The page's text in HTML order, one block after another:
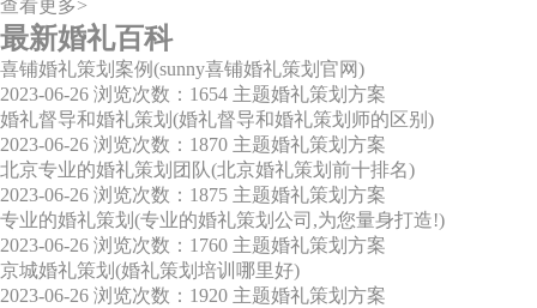
查看更多>
最新婚礼百科
喜铺婚礼策划案例(sunny喜铺婚礼策划官网)
2023-06-26 浏览次数：1654 主题婚礼策划方案
婚礼督导和婚礼策划(婚礼督导和婚礼策划师的区别)
2023-06-26 浏览次数：1870 主题婚礼策划方案
北京专业的婚礼策划团队(北京婚礼策划前十排名)
2023-06-26 浏览次数：1875 主题婚礼策划方案
专业的婚礼策划(专业的婚礼策划公司,为您量身打造!)
2023-06-26 浏览次数：1760 主题婚礼策划方案
京城婚礼策划(婚礼策划培训哪里好)
2023-06-26 浏览次数：1920 主题婚礼策划方案